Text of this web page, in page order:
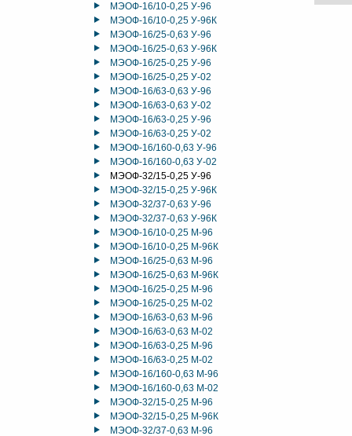
МЭОФ-16/10-0,25 У-96
МЭОФ-16/10-0,25 У-96К
МЭОФ-16/25-0,63 У-96
МЭОФ-16/25-0,63 У-96К
МЭОФ-16/25-0,25 У-96
МЭОФ-16/25-0,25 У-02
МЭОФ-16/63-0,63 У-96
МЭОФ-16/63-0,63 У-02
МЭОФ-16/63-0,25 У-96
МЭОФ-16/63-0,25 У-02
МЭОФ-16/160-0,63 У-96
МЭОФ-16/160-0,63 У-02
МЭОФ-32/15-0,25 У-96
МЭОФ-32/15-0,25 У-96К
МЭОФ-32/37-0,63 У-96
МЭОФ-32/37-0,63 У-96К
МЭОФ-16/10-0,25 М-96
МЭОФ-16/10-0,25 М-96К
МЭОФ-16/25-0,63 М-96
МЭОФ-16/25-0,63 М-96К
МЭОФ-16/25-0,25 М-96
МЭОФ-16/25-0,25 М-02
МЭОФ-16/63-0,63 М-96
МЭОФ-16/63-0,63 М-02
МЭОФ-16/63-0,25 М-96
МЭОФ-16/63-0,25 М-02
МЭОФ-16/160-0,63 М-96
МЭОФ-16/160-0,63 М-02
МЭОФ-32/15-0,25 М-96
МЭОФ-32/15-0,25 М-96К
МЭОФ-32/37-0,63 М-96